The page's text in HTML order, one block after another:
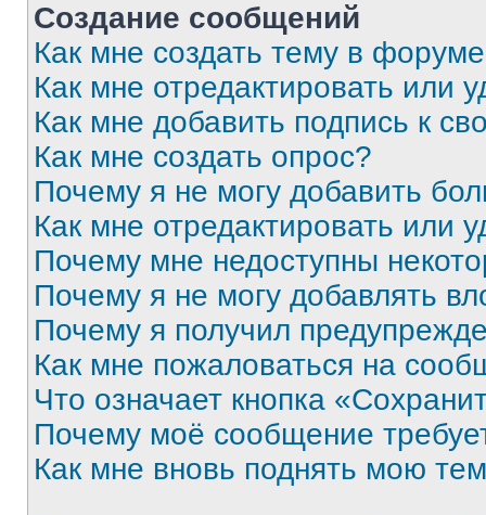
Создание сообщений
Как мне создать тему в
Как мне отредактировать или
Как мне добавить подпись к
Как мне создать опрос?
Почему я не могу добавить
Как мне отредактировать или
Почему мне недоступны
Почему я не могу добавлять
Почему я получил
Как мне пожаловаться на
Что означает кнопка
Почему моё сообщение
Как мне вновь поднять мою